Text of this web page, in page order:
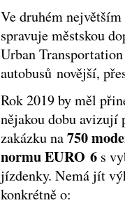
Ve druhém
spravuje městskou
Urban
autobusů novější,
Rok 2019 by měl
nějakou dobu avizují
zakázku na750
normu EURO 6 s
jízdenky. Nemá jít
konkrétně o: